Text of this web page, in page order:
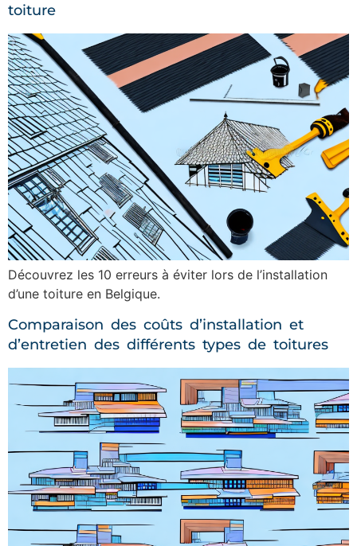
toiture
Découvrez les 10 erreurs à éviter lors de l’installation
d’une toiture en Belgique.
Comparaison des coûts d’installation et
d’entretien des différents types de toitures